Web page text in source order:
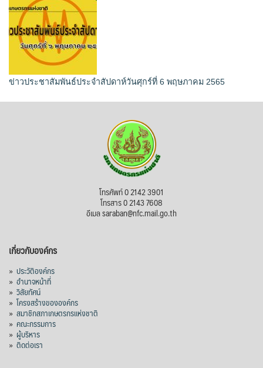
ข่าวประชาสัมพันธ์ประจำสัปดาห์วันศุกร์ที่ 6 พฤษภาคม 2565
โทรศัพท์ 0 2142 3901
โทรสาร 0 2143 7608
อีเมล saraban@nfc.mail.go.th
เกี่ยวกับองค์กร
» ประวัติองค์กร
» อำนาจหน้าที่
» วิสัยทัศน์
» โครงสร้างขององค์กร
» สมาชิกสภาเกษตรกรแห่งชาติ
» คณะกรรมการ
» ผู้บริหาร
» ติดต่อเรา